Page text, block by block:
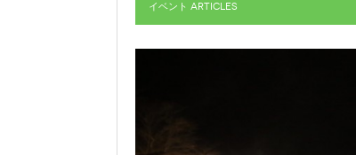
居酒屋・バー
イベント ARTICLES